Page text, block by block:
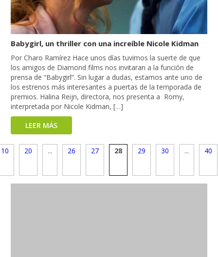
Babygirl, un thriller con una increíble Nicole Kidman
Por Charo Ramírez Hace unos días tuvimos la suerte de que
los amigos de Diamond films nos invitaran a la función de
prensa de “Babygirl”. Sin lugar a dudas, estamos ante uno de
los estrenos más interesantes a puertas de la temporada de
premios. Halina Reijn, directora, nos presenta a Romy,
interpretada por Nicole Kidman, […]
LEER MÁS
10 20 ... 26 27 28 29 30 ... 40